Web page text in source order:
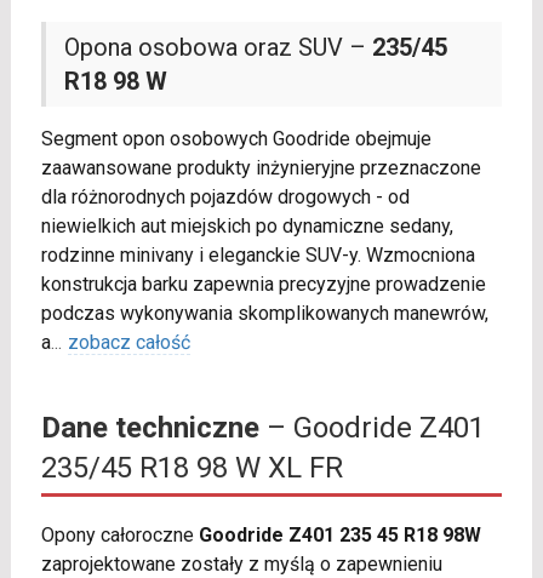
Opona osobowa oraz SUV – 235/45
R18 98 W
Segment opon osobowych Goodride obejmuje
zaawansowane produkty inżynieryjne przeznaczone
dla różnorodnych pojazdów drogowych - od
niewielkich aut miejskich po dynamiczne sedany,
rodzinne minivany i eleganckie SUV-y. Wzmocniona
konstrukcja barku zapewnia precyzyjne prowadzenie
podczas wykonywania skomplikowanych manewrów,
a... zobacz całość
Dane techniczne– Goodride Z401
235/45 R18 98 W XL FR
Opony całoroczne Goodride Z401 235 45 R18 98W
zaprojektowane zostały z myślą o zapewnieniu